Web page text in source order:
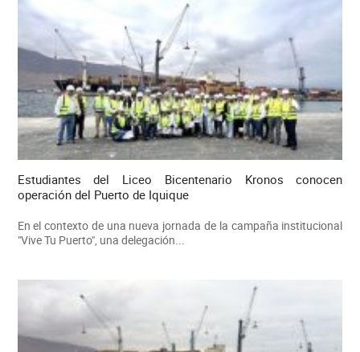
Estudiantes del Liceo Bicentenario Kronos conocen
operación del Puerto de Iquique
En el contexto de una nueva jornada de la campaña institucional
"Vive Tu Puerto", una delegación...